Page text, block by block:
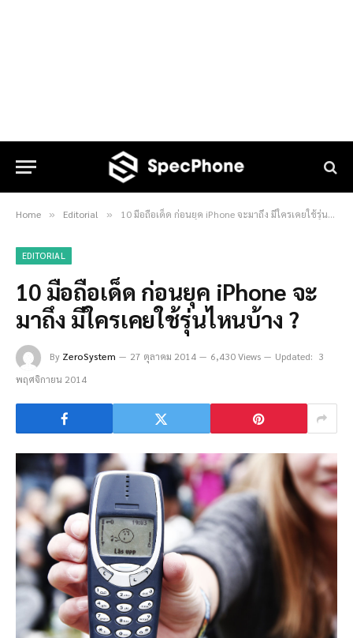
Home » Editorial » 10 มือถือเด็ด ก่อนยุค iPhone จะมาถึง มีใครเคยใช้รุ่นไหนบ้าง ?
EDITORIAL
10 มือถือเด็ด ก่อนยุค iPhone จะ
มาถึง มีใครเคยใช้รุ่นไหนบ้าง ?
By ZeroSystem 27 ตุลาคม 2014 6,430 Views Updated: 3
พฤศจิกายน 2014